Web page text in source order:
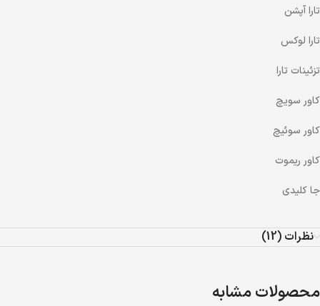
تارا آپشن
تارا لوکس
تزئینات تارا
کاور سویچ
کاور سوئیچ
کاور ریموت
جا کلیدی
نظرات (12)
محصولات مشابه